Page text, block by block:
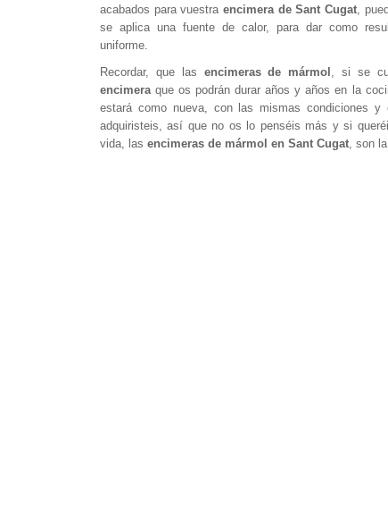
acabados para vuestra encimera de Sant Cugat,
se aplica una fuente de calor, para dar como
uniforme.
Recordar, que las encimeras de mármol , si se
encimeraque os podrán durar años y años en la
estará como nueva, con las mismas condiciones
adquiristeis, así que no os lo penséis más y si
vida, las encimeras de mármol en Sant Cugat, son